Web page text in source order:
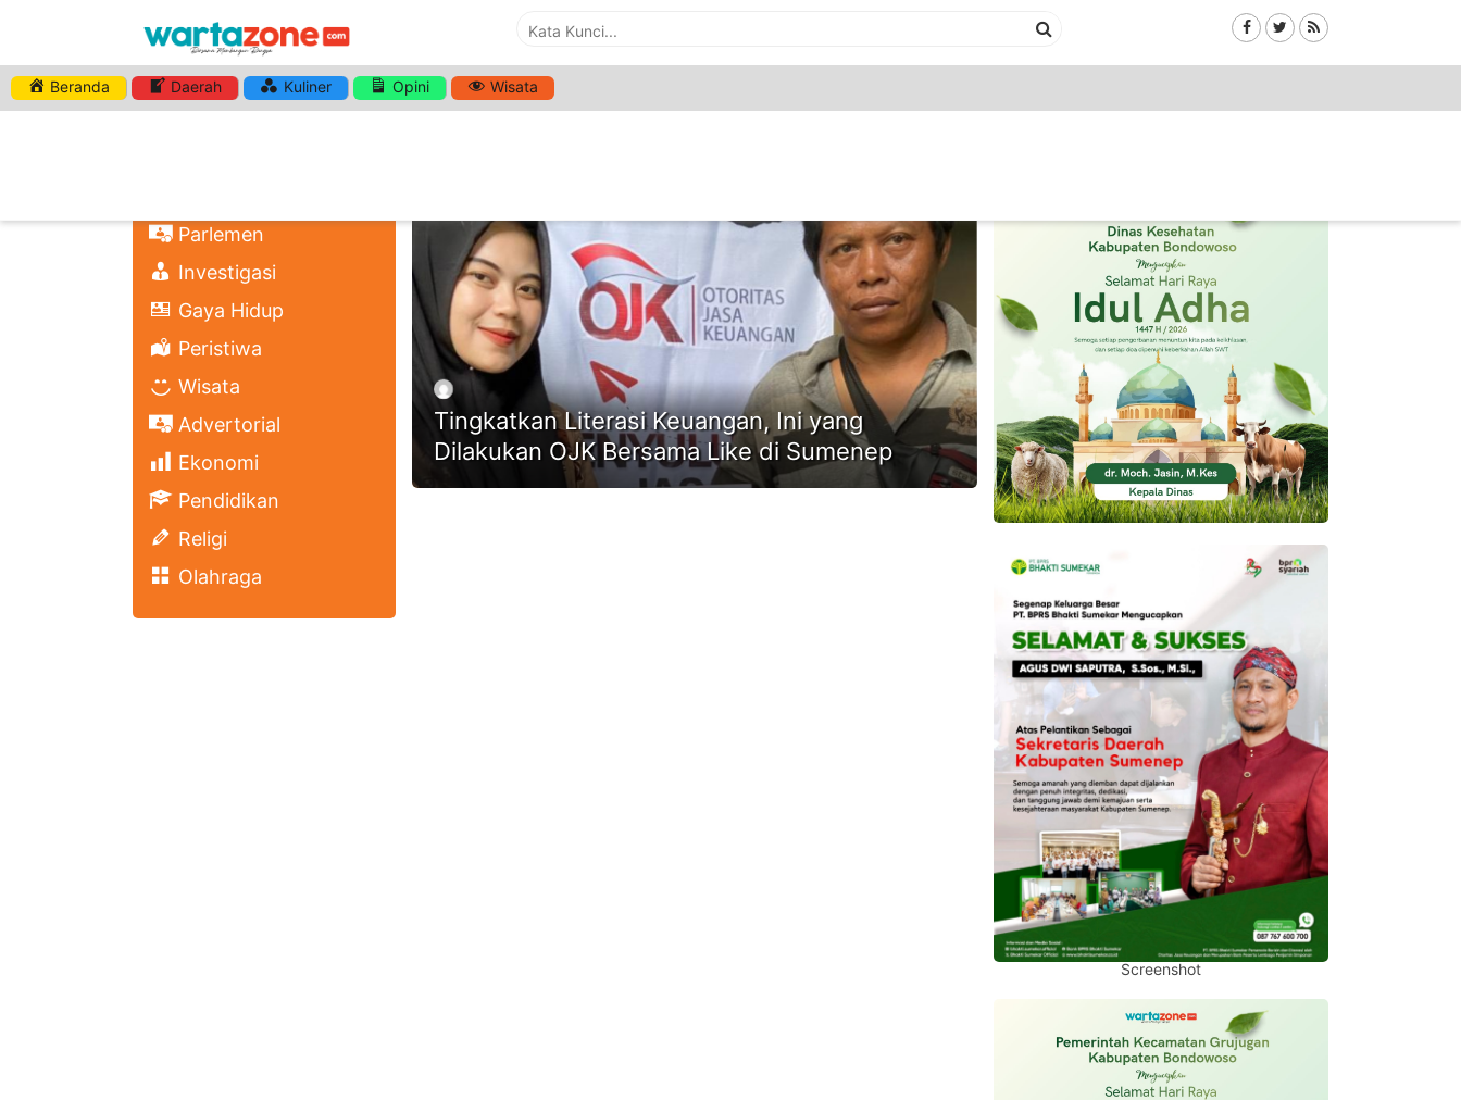
Beranda Daerah Kuliner Opini Wisata
Parlemen
Investigasi
Gaya Hidup
Peristiwa
Wisata
Advertorial
Ekonomi
Pendidikan
Religi
Olahraga
HASHTAG:LIKE
Tingkatkan Literasi Keuangan, Ini yang
Dilakukan OJK Bersama Like di Sumenep
Screenshot